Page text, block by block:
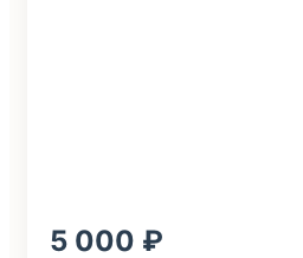
5 000